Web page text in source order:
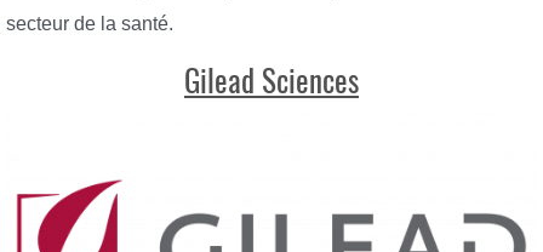
secteur de la santé.
Gilead Sciences